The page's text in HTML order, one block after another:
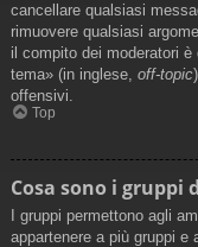
cancellare qualsiasi
rimuovere qualsiasi
il compito dei moderatori
tema» (in inglese, off-topic
offensivi.
Top
Cosa sono i gruppi
I gruppi permettono agli
appartenere a più gruppi e